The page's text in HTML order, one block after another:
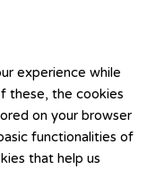
experience while
these, the cookies
on your browser
functionalities of
that help us